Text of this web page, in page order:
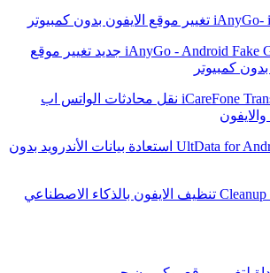
iAnyGo- تغيير موقع الايفون بدون كمبيوتر
iAnyGo - Android Fake جديد تغيير موقع
بدون كمبيوتر
iCareFone نقل محادثات الواتس اب
والايفون
UltData for استعادة بيانات الأندرويد بدون
Cleanup تنظيف الايفون بالذكاء الاصطناعي